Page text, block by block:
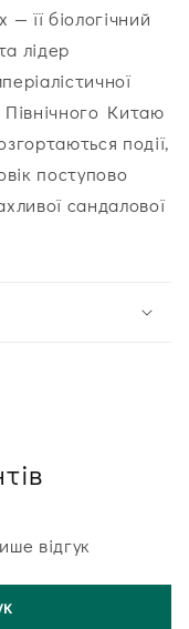
— її біологічний
лідер
Північного Китаю
події,
поступово
сандалової
відгук